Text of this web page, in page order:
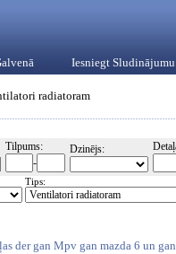
Iesniegt Sludinājumu
radiatoram
Tilpums:
-
Dzinējs:
Tips:
der gan Mpv gan mazda 6 un